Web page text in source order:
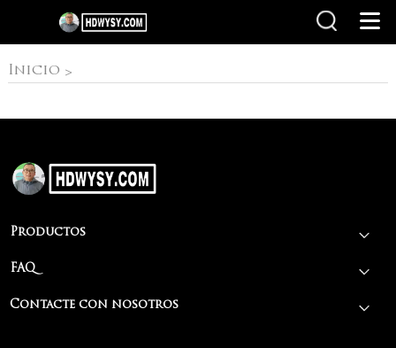
Inicio >
Productos
FAQ
Contacte con nosotros